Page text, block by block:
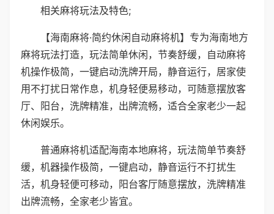
相关麻将玩法及特色;
【海南麻将·简约休闲自动麻将机】专为海南地方
麻将玩法打造，玩法简单休闲，节奏舒缓，自动麻将
机操作极简，一键启动洗牌开局，静音运行，居家使
用不打扰日常作息，机身轻便易移动，可随意摆放客
厅、阳台，洗牌精准，出牌流畅，适合全家老少一起
休闲娱乐。
普通麻将机适配海南本地麻将，玩法简单节奏舒
缓，机器操作极简，一键启动，静音运行不打扰生
活，机身轻便可移动，阳台客厅随意摆放，洗牌精准
出牌流畅，全家老少皆宜。